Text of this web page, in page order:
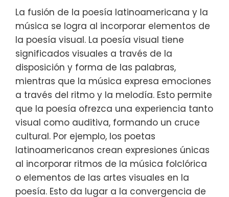
La fusión de la poesía latinoamericana y la
música se logra al incorporar elementos de
la poesía visual. La poesía visual tiene
significados visuales a través de la
disposición y forma de las palabras,
mientras que la música expresa emociones
a través del ritmo y la melodía. Esto permite
que la poesía ofrezca una experiencia tanto
visual como auditiva, formando un cruce
cultural. Por ejemplo, los poetas
latinoamericanos crean expresiones únicas
al incorporar ritmos de la música folclórica
o elementos de las artes visuales en la
poesía. Esto da lugar a la convergencia de